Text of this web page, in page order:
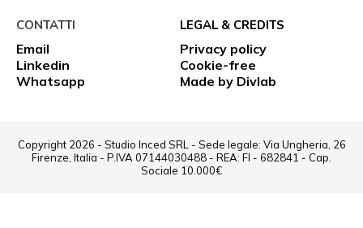
CONTATTI
Email
Linkedin
Whatsapp
LEGAL & CREDITS
Privacy policy
Cookie-free
Made by Divlab
Copyright 2026 - Studio Inced SRL - Sede legale: Via Ungheria, 26
Firenze, Italia - P.IVA 07144030488 - REA: FI - 682841 - Cap.
Sociale 10.000€